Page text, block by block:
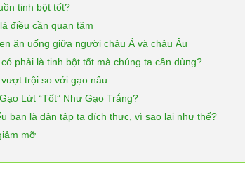
tinh bột tốt?
điều cần quan tâm
ăn uống giữa người châu Á và châu Âu
phải là tinh bột tốt mà chúng ta cần dùng?
trội so với gạo nâu
Lứt “Tốt” Như Gạo Trắng?
bạn là dân tập tạ đích thực, vì sao lại như thế?
mỡ